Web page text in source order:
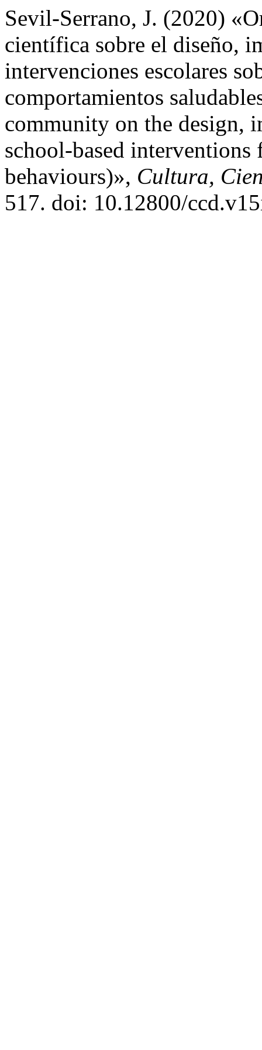
Sevil-Serrano, J. (2020)
científica sobre el diseño,
intervenciones escolares
comportamientos
community on the design,
school-based
behaviours)», Cultura,
517. doi: 10.12800/